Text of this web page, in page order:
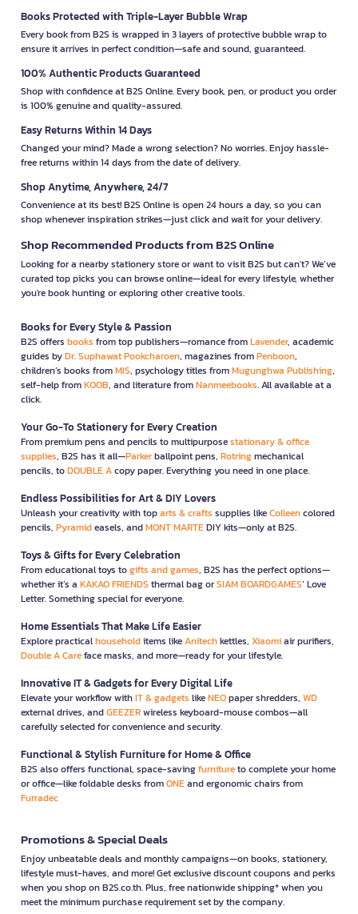
Books Protected with Triple-Layer Bubble Wrap
Every book from B2S is wrapped in 3 layers of protective bubble wrap to
ensure it arrives in perfect condition—safe and sound, guaranteed.
100% Authentic Products Guaranteed
Shop with confidence at B2S Online. Every book, pen, or product you order
is 100% genuine and quality-assured.
Easy Returns Within 14 Days
Changed your mind? Made a wrong selection? No worries. Enjoy hassle-
free returns within 14 days from the date of delivery.
Shop Anytime, Anywhere, 24/7
Convenience at its best! B2S Online is open 24 hours a day, so you can
shop whenever inspiration strikes—just click and wait for your delivery.
Shop Recommended Products from B2S Online
Looking for a nearby stationery store or want to visit B2S but can't? We’ve
curated top picks you can browse online—ideal for every lifestyle, whether
you're book hunting or exploring other creative tools.
Books for Every Style & Passion
B2S offers books from top publishers—romance fromLavender, academic
guides byDr. Suphawat Pookcharoen, magazines fromPenboon,
children’s books fromMIS, psychology titles fromMugunghwa Publishing,
self-help fromKOOB, and literature fromNanmeebooks. All available at a
click.
Your Go-To Stationery for Every Creation
From premium pens and pencils to multipurposestationary & office
supplies, B2S has it all—Parkerballpoint pens, Rotringmechanical
pencils, toDOUBLE Acopy paper. Everything you need in one place.
Endless Possibilities for Art & DIY Lovers
Unleash your creativity with toparts & crafts supplies likeColleencolored
pencils, Pyramideasels, andMONT MARTEDIY kits—only at B2S.
Toys & Gifts for Every Celebration
From educational toys togifts and games, B2S has the perfect options—
whether it’s a KAKAO FRIENDS thermal bag orSIAM BOARDGAMES’ Love
Letter. Something special for everyone.
Home Essentials That Make Life Easier
Explore practicalhouseholditems likeAnitechkettles, Xiaomiair purifiers,
Double A Careface masks, and more—ready for your lifestyle.
Innovative IT & Gadgets for Every Digital Life
Elevate your workflow withIT & gadgets likeNEOpaper shredders, WD
external drives, andGEEZERwireless keyboard-mouse combos—all
carefully selected for convenience and security.
Functional & Stylish Furniture for Home & Office
B2S also offers functional, space-savingfurnitureto complete your home
or office—like foldable desks fromONEand ergonomic chairs from
Furradec
Promotions & Special Deals
Enjoy unbeatable deals and monthly campaigns—on books, stationery,
lifestyle must-haves, and more! Get exclusive discount coupons and perks
when you shop on B2S.co.th. Plus, free nationwide shipping* when you
meet the minimum purchase requirement set by the company.